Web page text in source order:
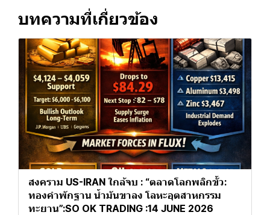
บทความที่เกี่ยวข้อง
สงคราม US-IRAN ใกล้จบ : “ตลาดโลกพลิกขั้ว:
ทองคำพักฐาน น้ำมันขาลง โลหะอุตสาหกรรม
ทะยาน”:SO OK TRADING :14 JUNE 2026